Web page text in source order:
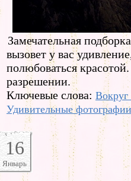
Замечательная
вызовет у вас
полюбоваться
разрешении.
Ключевые слова: Вокруг
Удивительные фотографии
16
Январь